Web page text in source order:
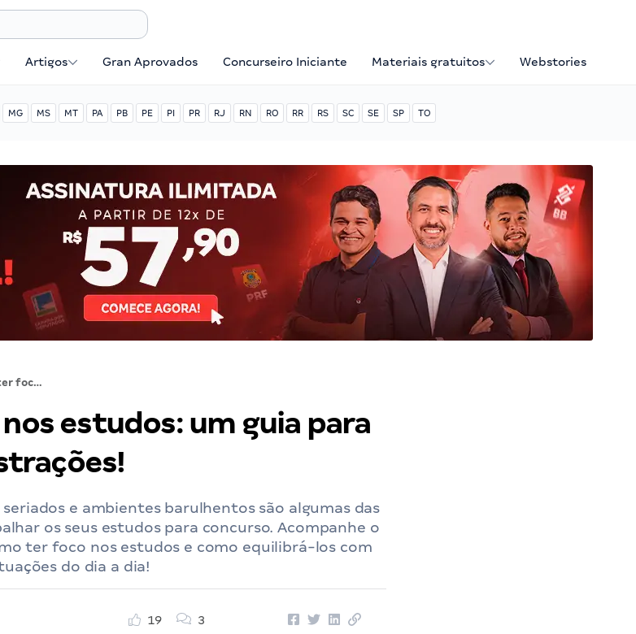
Artigos Gran Aprovados Concurseiro Iniciante Materiais gratuitos Webstories
MG MS MT PA PB PE PI PR RJ RN RO RR RS SC SE SP TO
Como ter foco nos estudos: um guia para lidar com as distrações!
estudos: um guia para
e ambientes barulhentos são algumas das
os seus estudos para concurso. Acompanhe o
ter foco nos estudos e como equilibrá-los com
do dia a dia!
19 3